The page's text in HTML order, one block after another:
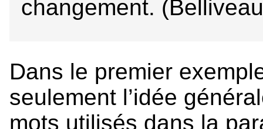
changement.
Dans le premier
seulement l’idée
mots utilisés dans la